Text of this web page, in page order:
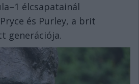
élcsapatainál
és Purley, a brit
generációja.